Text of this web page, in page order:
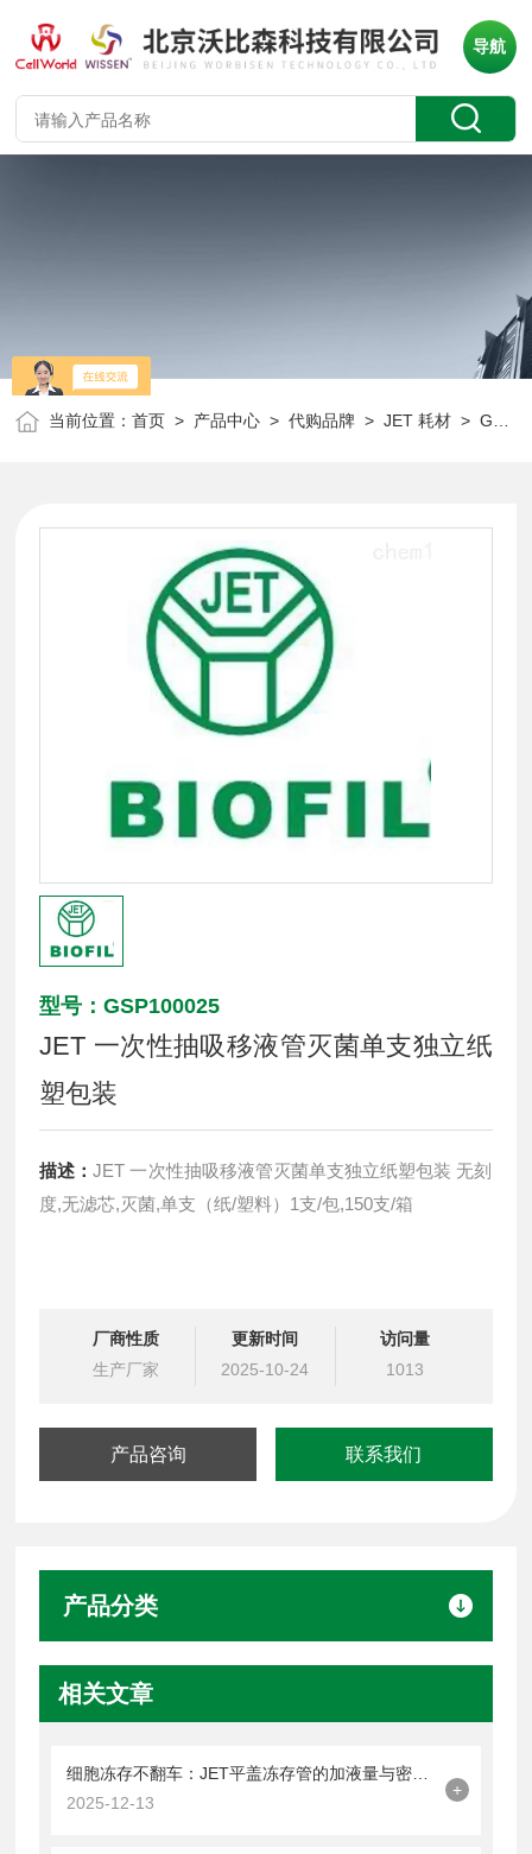
导航
当前位置：首页 > 产品中心 >代购品牌 >JET 耗材 > GSP100025JET 一次性抽吸移液管灭菌单支独立纸塑包装
型号：GSP100025
JET 一次性抽吸移液管灭菌单支独立纸
塑包装
描述：JET 一次性抽吸移液管灭菌单支独立纸塑包装 无刻
度,无滤芯,灭菌,单支（纸/塑料）1支/包,150支/箱
厂商性质
生产厂家
更新时间
2025-10-24
访问量
1013
产品咨询 联系我们
产品分类
相关文章
2025-12-13
+